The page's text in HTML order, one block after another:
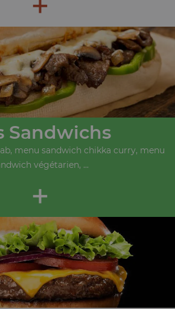
Sandwichs
menu sandwich chikka curry, menu
végétarien, ...
+